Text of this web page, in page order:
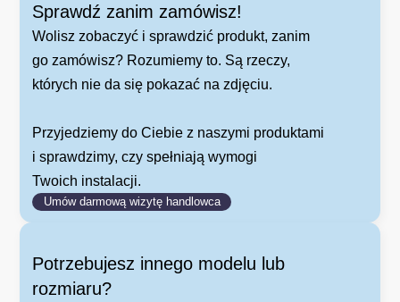
Sprawdź zanim zamówisz!
Wolisz zobaczyć i sprawdzić produkt, zanim
go zamówisz? Rozumiemy to. Są rzeczy,
których nie da się pokazać na zdjęciu.
Przyjedziemy do Ciebie z naszymi produktami
i sprawdzimy, czy spełniają wymogi
Twoich instalacji.
Umów darmową wizytę handlowca
Potrzebujesz innego modelu lub
rozmiaru?